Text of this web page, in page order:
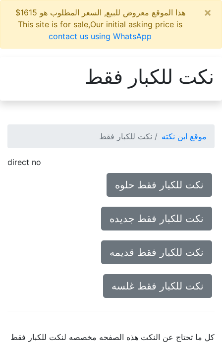
هذا الموقع معروض للبيع, السعر المطلوب هو 1615$
This site is for sale,Our initial asking price is
contact us using WhatsApp
نكت للكبار فقط
موقع ابن نكته نكت للكبار فقط
direct no
نكت للكبار فقط حلوه
نكت للكبار فقط جديده
نكت للكبار فقط قديمه
نكت للكبار فقط غلسه
كل ما تحتاج عن النكت هذه الصفحه مخصصه لنكت للكبار فقط